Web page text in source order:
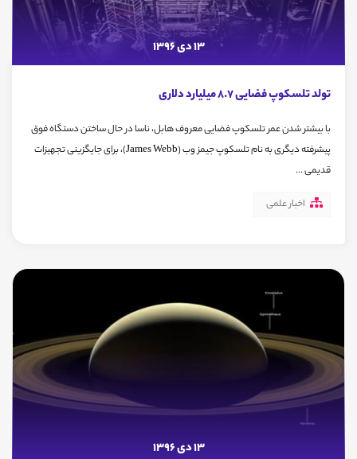
13 دی 1396
تولد تلسکوپ فضایی 8.7 میلیارد دلاری
با بیشتر شدن عمر تلسکوپ فضایی معروف هابل،‌ ناسا در حال ساختن دستگاه فوق
پیشرفته دیگری به نام تلسکوپ جیمز وب (James Webb)، برای جایگزینی تجهیزات
قدیمی ...
اخبار علمی
13 دی 1396